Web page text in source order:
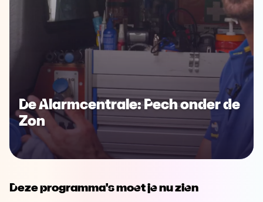
Download
Microsoft Edge Download
Opera Download
De Alarmcentrale: Pech onder de
Zon
Deze programma's moet je nu zien